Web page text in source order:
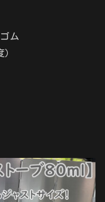
ム